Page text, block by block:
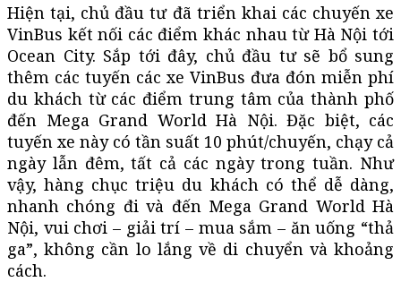
Hiện tại, chủ đầu tư đã triển khai các chuyến xe
VinBus kết nối các điểm khác nhau từ Hà Nội tới
Ocean City. Sắp tới đây, chủ đầu tư sẽ bổ sung
thêm các tuyến các xe VinBus đưa đón miễn phí
du khách từ các điểm trung tâm của thành phố
đến Mega Grand World Hà Nội. Đặc biệt, các
tuyến xe này có tần suất 10 phút/chuyến, chạy cả
ngày lẫn đêm, tất cả các ngày trong tuần. Như
vậy, hàng chục triệu du khách có thể dễ dàng,
nhanh chóng đi và đến Mega Grand World Hà
Nội, vui chơi – giải trí – mua sắm – ăn uống “thả
ga”, không cần lo lắng về di chuyển và khoảng
cách.